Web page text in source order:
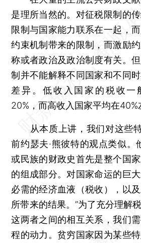
是理所当然的。对征税限制的
限制与国家能力联系在一起，
约束机制带来的限制，而激励
称或者政治及政治制度有关。
制并不能解释不同国家和不同
差异。低收入国家的税收一
20%，而高收入国家平均在40%
从本质上讲，我们对这些特
前约瑟夫·熊彼特的观点类似。
或民族的财政史首先是整个国
的组成部分。对国家命运的巨
必需的经济血液（税收），以
所带来的结果。”为了充分理解
这两者之间的相互关系，我们
程的动力。贫穷国家因为某些